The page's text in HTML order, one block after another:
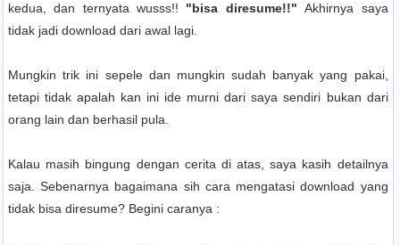
kedua, dan ternyata wusss!! "bisa diresume!!" Akhirnya saya
tidak jadi download dari awal lagi.
Mungkin trik ini sepele dan mungkin sudah banyak yang pakai,
tetapi tidak apalah kan ini ide murni dari saya sendiri bukan dari
orang lain dan berhasil pula.
Kalau masih bingung dengan cerita di atas, saya kasih detailnya
saja. Sebenarnya bagaimana sih cara mengatasi download yang
tidak bisa diresume? Begini caranya :